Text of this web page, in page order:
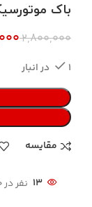
باک
۲,۸۰۰,۰۰۰
1 در انبار
مقایسه
13 نفر